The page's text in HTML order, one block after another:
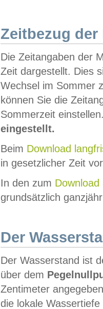
Zeitbezug der
Die Zeitangaben der
Zeit dargestellt. Dies
Wechsel im Sommer
können Sie die
Sommerzeit
eingestellt.
Beim Download
in gesetzlicher Zeit
In den zum Download
grundsätzlich
Der
Der Wasserstand ist
über dem
Zentimeter
die lokale